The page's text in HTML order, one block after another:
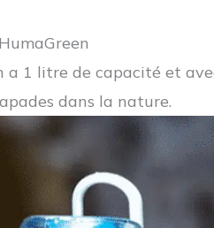
1 litre de capacité et
dans la nature.